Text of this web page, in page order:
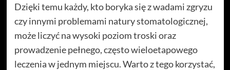
Dzięki temu każdy, kto boryka się z wadami zgryzu
czy innymi problemami natury stomatologicznej,
może liczyć na wysoki poziom troski oraz
prowadzenie pełnego, często wieloetapowego
leczenia w jednym miejscu. Warto z tego korzystać,